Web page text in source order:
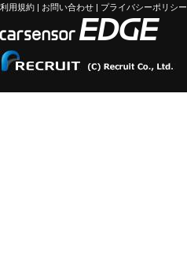
利用規約 | お問い合わせ | プライバシーポリシー